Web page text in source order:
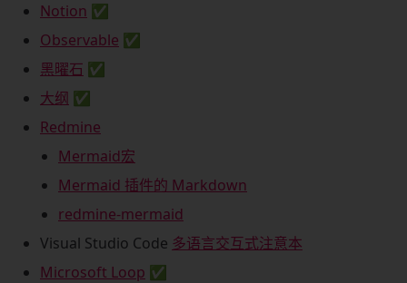
Notion ✅
Observable ✅
黑曜石 ✅
大纲 ✅
Redmine
Mermaid宏
Mermaid 插件的 Markdown
redmine-mermaid
Visual Studio Code 多语言交互式注意本
Microsoft Loop ✅